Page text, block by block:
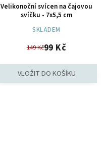
Velikonoční svícen na čajovou
svíčku - 7x5,5 cm
SKLADEM
149 Kč99 Kč